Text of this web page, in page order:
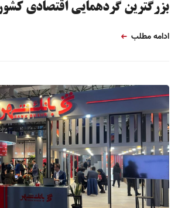
بزرگترین گردهمایی اقتصادی
ادامه مطلب